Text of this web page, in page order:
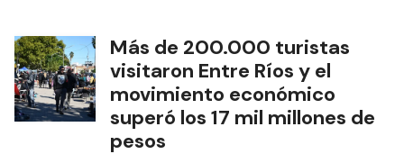
Más de 200.000 turistas
visitaron Entre Ríos y el
movimiento económico
superó los 17 mil millones de
pesos